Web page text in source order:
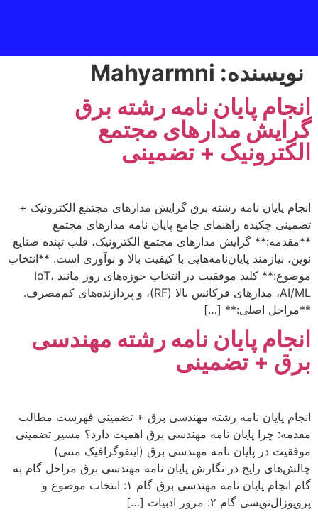
نویسنده: Mahyarmni
انجام پایان نامه رشته برق
گرایش مدارهای مجتمع
الکترونیک + تضمینی
انجام پایان نامه رشته برق گرایش مدارهای مجتمع الکترونیک +
تضمینی چکیده راهنمای جامع پایان نامه مدارهای مجتمع
**مقدمه:** گرایش مدارهای مجتمع الکترونیک، قلب تپنده صنایع
نوین، نیازمند پایان‌نامه‌هایی با کیفیت بالا و نوآوری است. **انتخاب
موضوع:** کلید موفقیت در انتخاب حوزه‌های روز مانند IoT،
AI/ML، مدارهای فرکانس بالا (RF)، و پردازنده‌های کم‌مصرف.
**مراحل اصلی:** […]
انجام پایان نامه رشته مهندسی
برق + تضمینی
انجام پایان نامه رشته مهندسی برق + تضمینی فهرست مطالب
مقدمه: چرا پایان نامه مهندسی برق اهمیت دارد؟ مسیر تضمینی
موفقیت در پایان نامه مهندسی برق (اینفوگرافیک متنی)
چالش‌های رایج در نگارش پایان نامه مهندسی برق مراحل گام به
گام انجام پایان نامه مهندسی برق گام ۱: انتخاب موضوع و
پروپوزال‌نویسی گام ۲: مرور ادبیات […]